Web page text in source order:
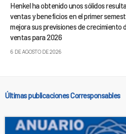
Henkel ha obtenido unos sólidos
ventas y beneficios en el primer
mejora sus previsiones de crecimiento
ventas para 2026
6 DE AGOSTO DE 2026
Últimas publicaciones Corresponsables